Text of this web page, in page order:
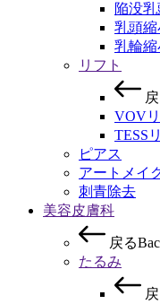
陥没
乳頭縮
乳輪縮
リフト
戻
VOV
TESS
ピアス
アートメイ
刺青除去
美容皮膚科
戻るBac
たるみ
戻